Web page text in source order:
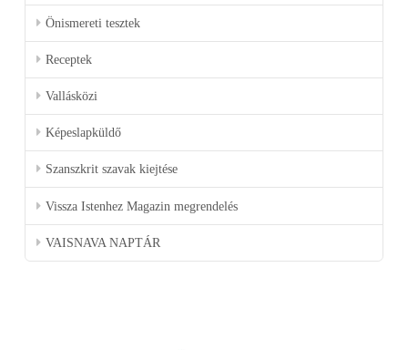
Önismereti tesztek
Receptek
Vallásközi
Képeslapküldő
Szanszkrit szavak kiejtése
Vissza Istenhez Magazin megrendelés
VAISNAVA NAPTÁR